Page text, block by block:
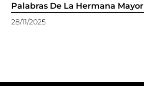
Palabras De La Hermana Mayor
28/11/2025